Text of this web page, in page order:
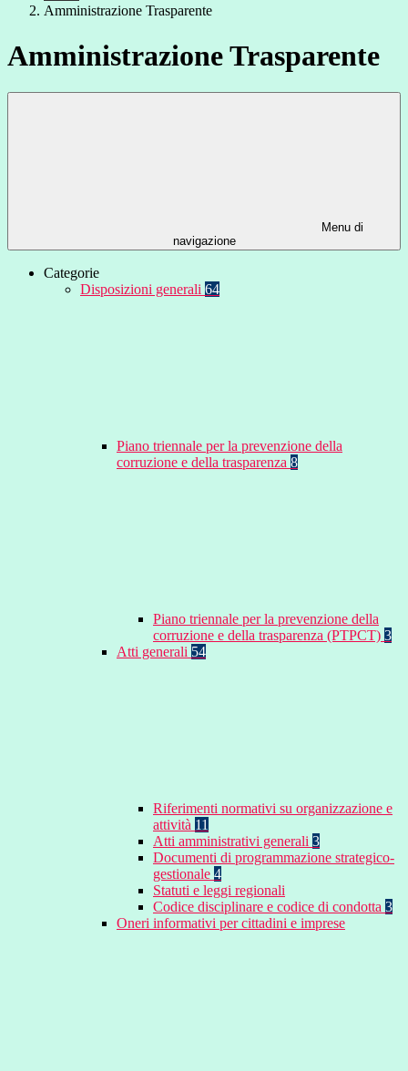
Amministrazione Trasparente
Amministrazione Trasparente
Menu di
navigazione
Categorie
Disposizioni generali 64
Piano triennale per la prevenzione della
corruzione e della trasparenza 8
Piano triennale per la prevenzione della
corruzione e della trasparenza (PTPCT) 3
Atti generali 54
Riferimenti normativi su organizzazione e
attività 11
Atti amministrativi generali 3
Documenti di programmazione strategico-
gestionale 4
Statuti e leggi regionali
Codice disciplinare e codice di condotta 3
Oneri informativi per cittadini e imprese